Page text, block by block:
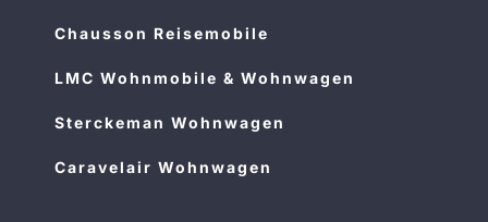
Chausson Reisemobile
LMC Wohnmobile & Wohnwagen
Sterckeman Wohnwagen
Caravelair Wohnwagen